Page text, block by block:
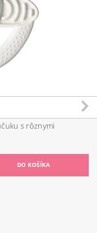
s rôznymi